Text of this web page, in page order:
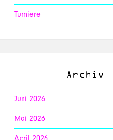
Turniere
Archiv
Juni 2026
Mai 2026
April 2026